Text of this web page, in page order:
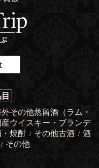
その他蒸留酒（ラム・
産ウイスキー・ブランデ
・焼酎 / その他古酒 / 酒
/ その他